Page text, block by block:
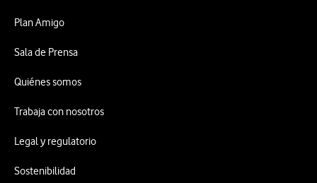
Plan Amigo
Sala de Prensa
Quiénes somos
Trabaja con nosotros
Legal y regulatorio
Sostenibilidad